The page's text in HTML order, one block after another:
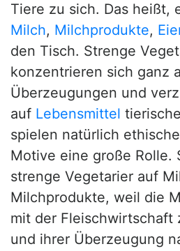
Tiere zu sich. Das heißt,
Milch, Milchprodukte,
den Tisch. Strenge
konzentrieren sich ganz
Überzeugungen und
auf Lebensmittel
spielen natürlich
Motive eine große Rolle.
strenge Vegetarier auf
Milchprodukte, weil die
mit der Fleischwirtschaft
und ihrer Überzeugung